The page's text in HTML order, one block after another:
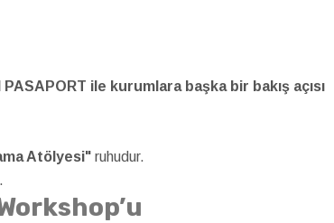
ile kurumlara başka bir bakış açısı
Atölyesi" ruhudur.